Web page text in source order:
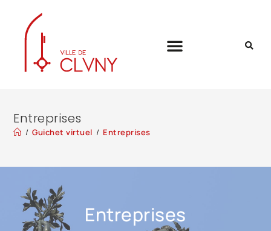
Entreprises
/ Guichet virtuel / Entreprises
Entreprises